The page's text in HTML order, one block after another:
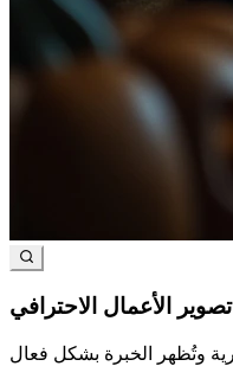
تصوير الأعمال الاحترافي